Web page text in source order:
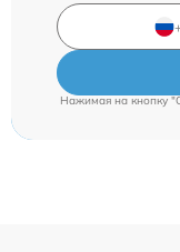
Нажимая на кнопку